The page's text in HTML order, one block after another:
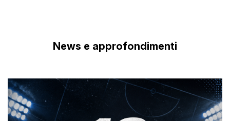
News e approfondimenti